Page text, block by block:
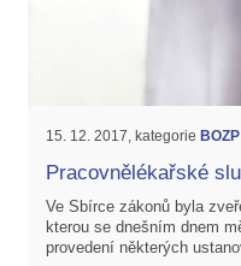
15. 12. 2017, kategorie BOZP
Pracovnělékařské
Ve Sbírce zákonů byla
kterou se dnešním dnem
provedení některých